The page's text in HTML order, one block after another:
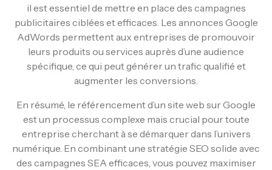
il est essentiel de mettre en place des campagnes
publicitaires ciblées et efficaces. Les annonces Google
AdWords permettent aux entreprises de promouvoir
leurs produits ou services auprès d’une audience
spécifique, ce qui peut générer un trafic qualifié et
augmenter les conversions.
En résumé, le référencement d’un site web sur Google
est un processus complexe mais crucial pour toute
entreprise cherchant à se démarquer dans l’univers
numérique. En combinant une stratégie SEO solide avec
des campagnes SEA efficaces, vous pouvez maximiser